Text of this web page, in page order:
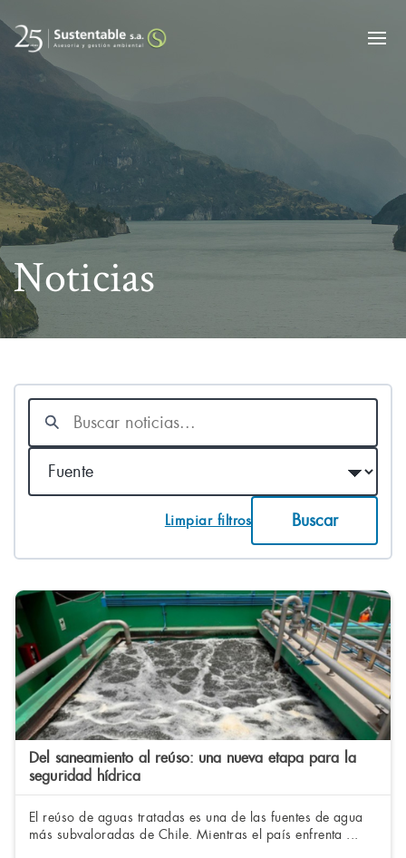
Noticias
Buscar
noticias
Fuente
Limpiar filtros Buscar
Del saneamiento al reúso: una nueva etapa para la
seguridad hídrica
El reúso de aguas tratadas es una de las fuentes de agua
más subvaloradas de Chile. Mientras el país enfrenta ...